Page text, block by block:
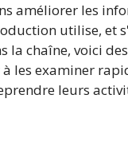
améliorer les
utilise, et
la chaîne, voici
les examiner
leurs